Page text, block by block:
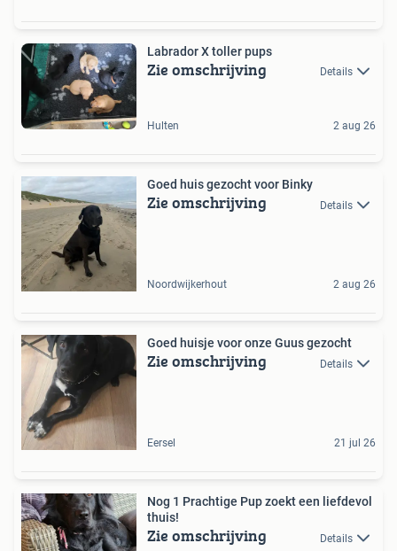
Labrador X toller pups
Zie omschrijving Details
Hulten 2 aug 26
Goed huis gezocht voor Binky
Zie omschrijving Details
Noordwijkerhout 2 aug 26
Goed huisje voor onze Guus gezocht
Zie omschrijving Details
Eersel 21 jul 26
Nog 1 Prachtige Pup zoekt een liefdevol
thuis!
Zie omschrijving Details